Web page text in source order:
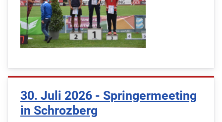
30. Juli 2026 - Springermeeting
in Schrozberg